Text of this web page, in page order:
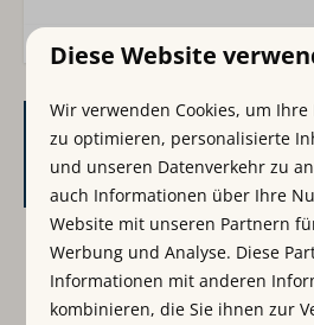
Verfügbarkeit und
2 Gäste
Diese Website
Wir verwenden Cookies, um
zu optimieren, personalisierte
und unseren Datenverkehr zu
auch Informationen über Ihre
Website mit unseren Partnern
Werbung und Analyse. Diese
Informationen mit anderen
kombinieren, die Sie ihnen zur